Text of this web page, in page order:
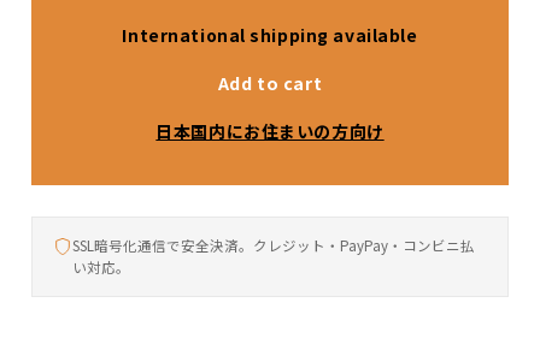
International shipping available
Add to cart
日本国内にお住まいの方向け
SSL暗号化通信で安全決済。クレジット・PayPay・コンビニ払
い対応。